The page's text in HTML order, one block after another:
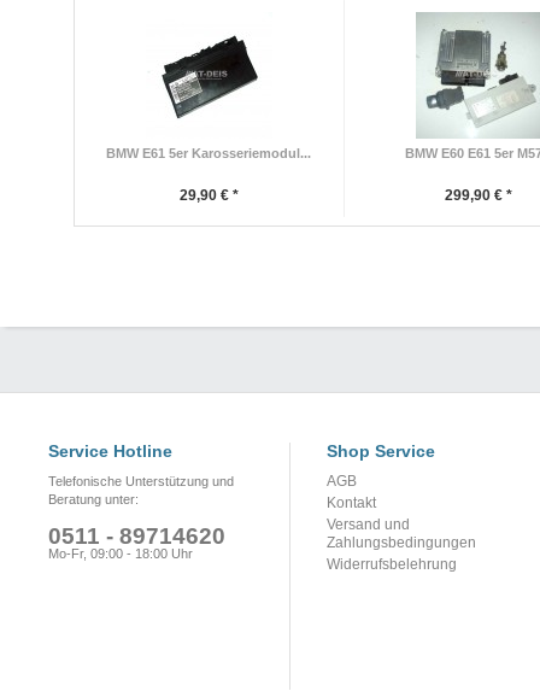
BMW E61 5er Karosseriemodul...
29,90 € *
BMW E60 E61 5er
299,90 € *
Service Hotline
Telefonische Unterstützung und
Beratung unter:
0511 - 89714620
Mo-Fr, 09:00 - 18:00 Uhr
Shop Service
AGB
Kontakt
Versand und
Zahlungsbedingungen
Widerrufsbelehrung